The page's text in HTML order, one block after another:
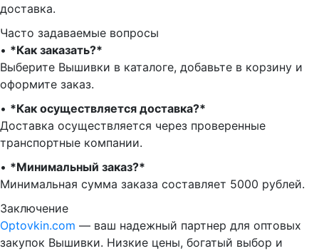
доставка.
Часто задаваемые вопросы
•⁠ ⁠*Как заказать?*
Выберите Вышивки в каталоге, добавьте в корзину и
оформите заказ.
•⁠ ⁠ *Как осуществляется доставка?*
Доставка осуществляется через проверенные
транспортные компании.
•⁠ ⁠ *Минимальный заказ?*
Минимальная сумма заказа составляет 5000 рублей.
Заключение
Optovkin.com — ваш надежный партнер для оптовых
закупок Вышивки. Низкие цены, богатый выбор и